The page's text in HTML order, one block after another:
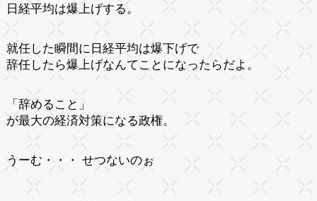
日経平均は爆上げする。
就任した瞬間に日経平均は爆下げで
辞任したら爆上げなんてことになったらだよ。
「辞めること」
が最大の経済対策になる政権。
うーむ・・・ せつないのぉ